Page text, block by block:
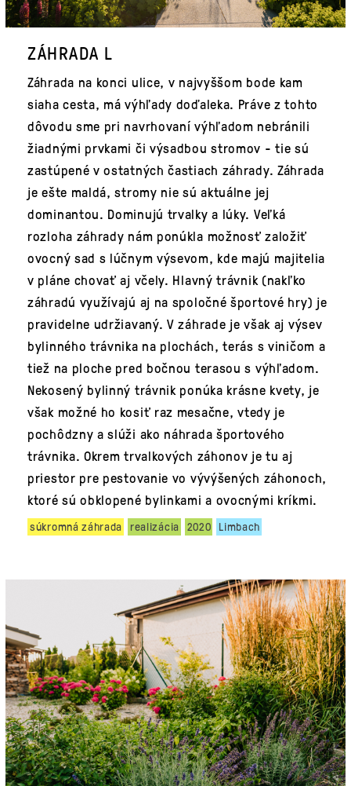
ZÁHRADA L
Záhrada na konci ulice, v najvyššom bode kam
siaha cesta, má výhľady doďaleka. Práve z tohto
dôvodu sme pri navrhovaní výhľadom nebránili
žiadnými prvkami či výsadbou stromov - tie sú
zastúpené v ostatných častiach záhrady. Záhrada
je ešte maldá, stromy nie sú aktuálne jej
dominantou. Dominujú trvalky a lúky. Veľká
rozloha záhrady nám ponúkla možnosť založiť
ovocný sad s lúčnym výsevom, kde majú majitelia
v pláne chovať aj včely. Hlavný trávnik (nakľko
záhradú využívajú aj na spoločné športové hry) je
pravidelne udržiavaný. V záhrade je však aj výsev
bylinného trávnika na plochách, terás s viničom a
tiež na ploche pred bočnou terasou s výhľadom.
Nekosený bylinný trávnik ponúka krásne kvety, je
však možné ho kosiť raz mesačne, vtedy je
pochôdzny a slúži ako náhrada športového
trávnika. Okrem trvalkových záhonov je tu aj
priestor pre pestovanie vo vývýšených záhonoch,
ktoré sú obklopené bylinkami a ovocnými kríkmi.
súkromná záhrada realizácia 2020 Limbach